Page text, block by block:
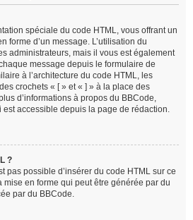
spéciale du code HTML, vous offrant un
forme d’un message. L’utilisation du
administrateurs, mais il vous est également
message depuis le formulaire de
à l’architecture du code HTML, les
crochets « [ » et « ] » à la place des
d’informations à propos du BBCode,
accessible depuis la page de rédaction.
?
pas possible d’insérer du code HTML sur ce
en forme qui peut être générée par du
par du BBCode.